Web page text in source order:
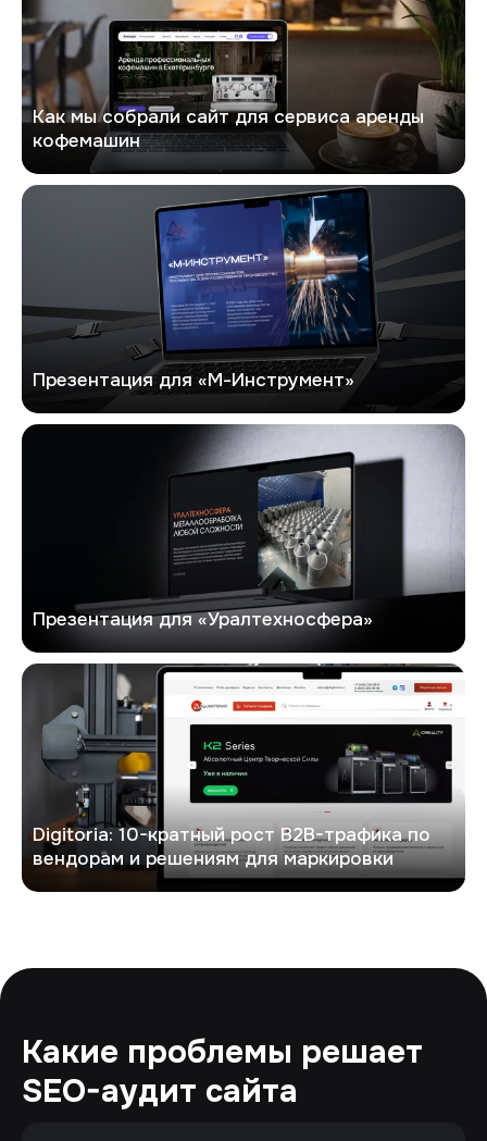
Как мы собрали сайт для сервиса аренды
кофемашин
Кейс: создание презентации
Презентация для «М-Инструмент»
Кейс: создание презентации
Презентация для «Уралтехносфера»
Digitoria
Digitoria: 10-кратный рост B2B-трафика по
вендорам и решениям для маркировки
Какие проблемы решает
SEO-аудит сайта